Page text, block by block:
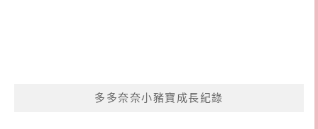
多多奈奈小豬寶成長紀錄